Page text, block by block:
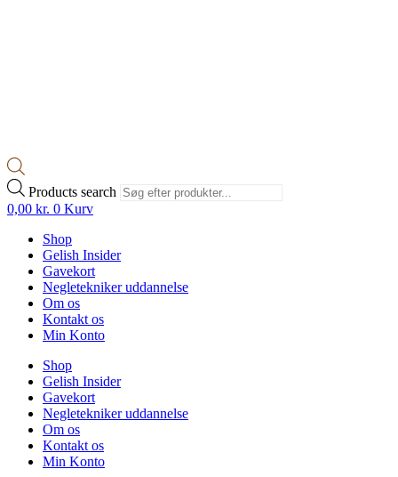
Products search
0,00 kr. 0 Kurv
Shop
Gelish Insider
Gavekort
Negletekniker uddannelse
Om os
Kontakt os
Min Konto
Shop
Gelish Insider
Gavekort
Negletekniker uddannelse
Om os
Kontakt os
Min Konto